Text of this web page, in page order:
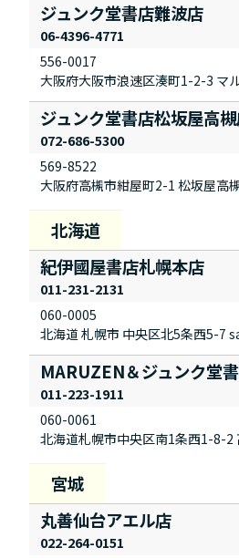
ジュンク堂書店難波店
556-0017
大阪府大阪市浪速区湊町1-2-3 マ
06-4396-4771
ジュンク堂書店松坂屋高
569-8522
大阪府高槻市紺屋町2-1 松坂屋高
072-686-5300
紀伊國屋書店札幌本店
060-0005
北海道 札幌市 中央区北5条西5-7
011-231-2131
MARUZEN＆ジュンク堂
060-0061
北海道札幌市中央区南1条西1-8-2
011-223-1911
丸善仙台アエル店
022-264-0151